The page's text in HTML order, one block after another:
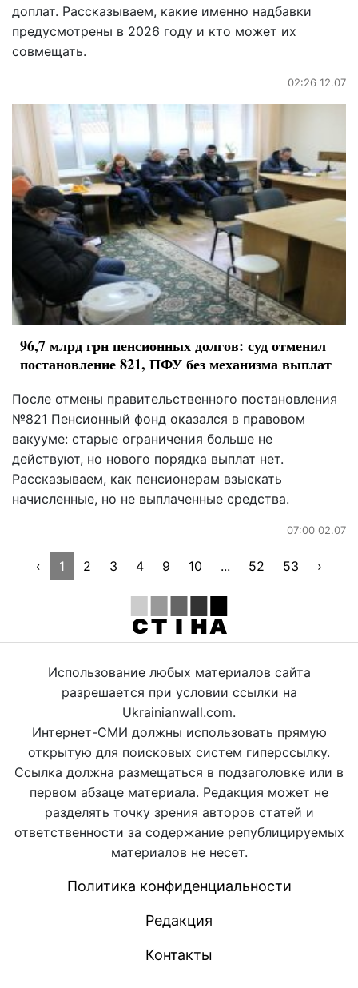
доплат. Рассказываем, какие именно надбавки
предусмотрены в 2026 году и кто может их
совмещать.
02:26 12.07
96,7 млрд грн пенсионных долгов: суд отменил
постановление 821, ПФУ без механизма выплат
После отмены правительственного постановления
№821 Пенсионный фонд оказался в правовом
вакууме: старые ограничения больше не
действуют, но нового порядка выплат нет.
Рассказываем, как пенсионерам взыскать
начисленные, но не выплаченные средства.
07:00 02.07
‹ 1 2 3 4 9 10 ... 52 53 ›
Использование любых материалов сайта
разрешается при условии ссылки на
Ukrainianwall.com.
Интернет-СМИ должны использовать прямую
открытую для поисковых систем гиперссылку.
Ссылка должна размещаться в подзаголовке или в
первом абзаце материала. Редакция может не
разделять точку зрения авторов статей и
ответственности за содержание републицируемых
материалов не несет.
Политика конфиденциальности
Редакция
Контакты